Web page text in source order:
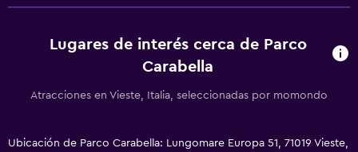
Lugares de interés cerca de Parco
Carabella
Atracciones en Vieste, Italia, seleccionadas por momondo
Ubicación de Parco Carabella: Lungomare Europa 51, 71019 Vieste,